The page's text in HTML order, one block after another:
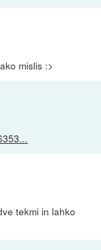
mislis :>
tekmi in lahko